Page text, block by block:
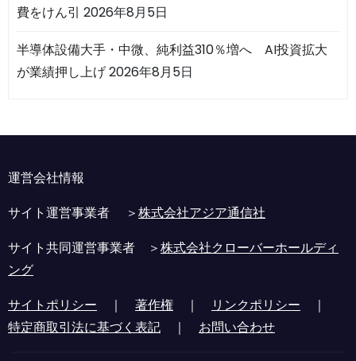
費をけん引 2026年8月5日
半導体設備大手・中微、純利益310％増へ AI投資拡大
が業績押し上げ2026年8月5日
運営会社情報
サイト運営事業者 ＞株式会社アジア通信社
サイト共同運営事業者 ＞株式会社クローバーホールディ
ング
サイトポリシー ｜ 著作権 ｜ リンクポリシー ｜
特定商取引法に基づく表記 ｜ お問い合わせ